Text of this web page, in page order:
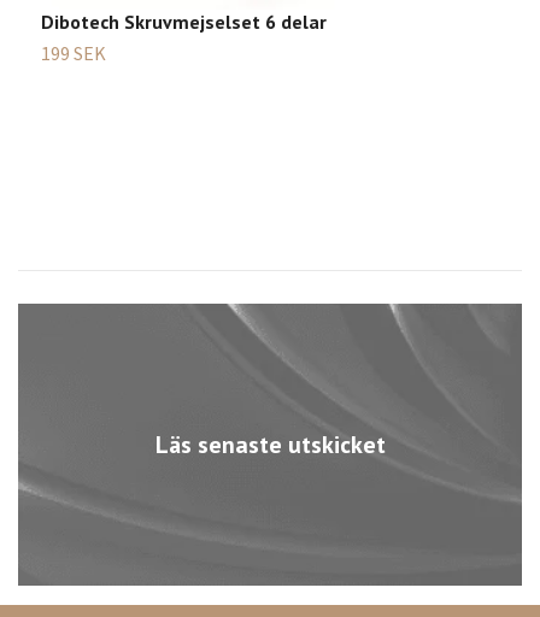
Läs senaste utskicket
Dibotech Skruvmejselset 6 delar
199 SEK